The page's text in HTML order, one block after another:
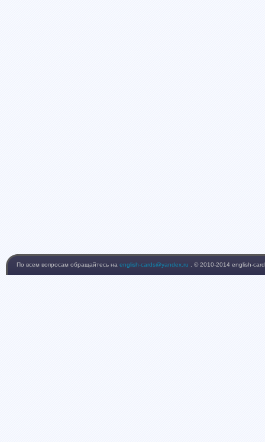
По всем вопросам обращайтесь на english-cards@yandex.ru . © 2010-2014 english-